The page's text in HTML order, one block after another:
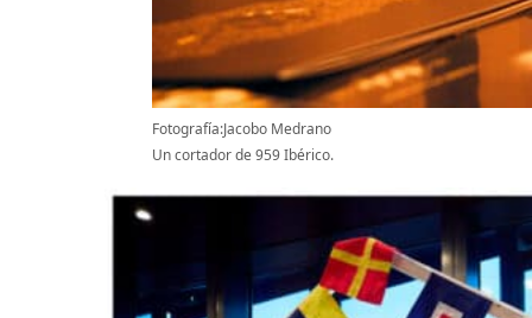
Fotografía:Jacobo Medrano
Un cortador de 959 Ibérico.